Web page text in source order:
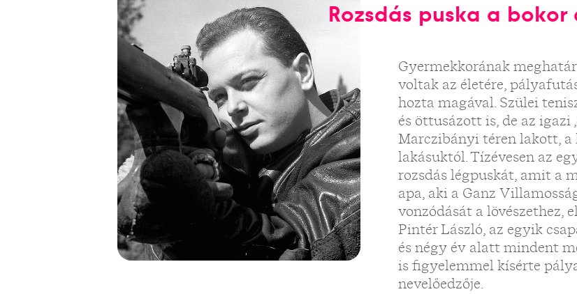
Rozsdás puska a
Gyermekkorának
voltak az életére,
hozta magával. Szülei
és öttusázott is, de az igazi
Marczibányi téren lakott,
lakásuktól. Tízévesen az
rozsdás légpuskát, amit a
apa, aki a Ganz
vonzódását a lövészethez,
Pintér László, az egyik
és négy év alatt mindent
is figyelemmel kísérte
nevelőedzője.